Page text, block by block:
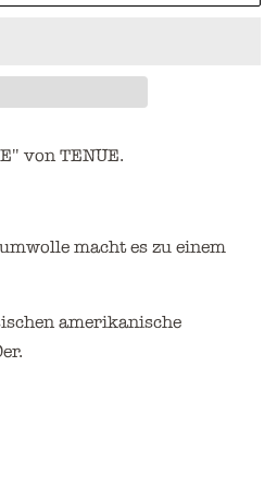
von TENUE.
macht es zu einem
amerikanische